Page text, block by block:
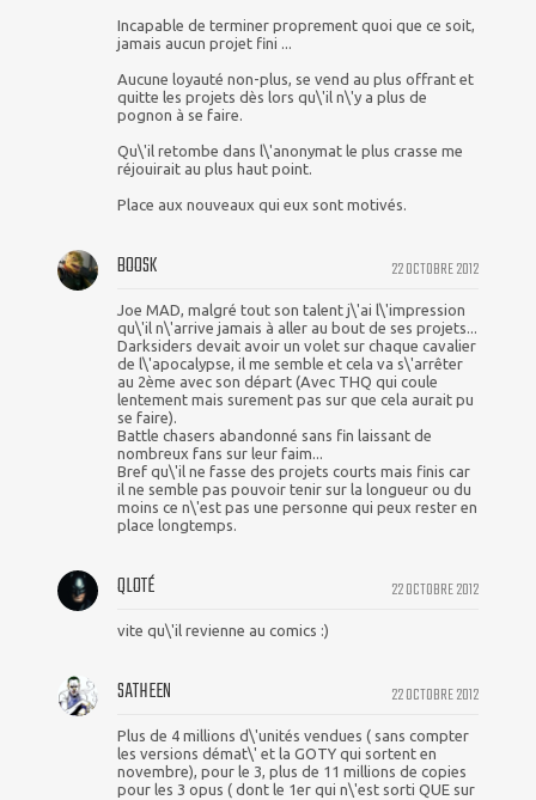
Incapable de terminer proprement quoi que ce soit,
jamais aucun projet fini ...
Aucune loyauté non-plus, se vend au plus offrant et
quitte les projets dès lors qu\'il n\'y a plus de
pognon à se faire.
Qu\'il retombe dans l\'anonymat le plus crasse me
réjouirait au plus haut point.
Place aux nouveaux qui eux sont motivés.
22 OCTOBRE 2012
BOOSK
Joe MAD, malgré tout son talent j\'ai l\'impression
qu\'il n\'arrive jamais à aller au bout de ses projets...
Darksiders devait avoir un volet sur chaque cavalier
de l\'apocalypse, il me semble et cela va s\'arrêter
au 2ème avec son départ (Avec THQ qui coule
lentement mais surement pas sur que cela aurait pu
se faire).
Battle chasers abandonné sans fin laissant de
nombreux fans sur leur faim...
Bref qu\'il ne fasse des projets courts mais finis car
il ne semble pas pouvoir tenir sur la longueur ou du
moins ce n\'est pas une personne qui peux rester en
place longtemps.
22 OCTOBRE 2012
QLOTÉ
vite qu\'il revienne au comics :)
22 OCTOBRE 2012
SATHEEN
Plus de 4 millions d\'unités vendues ( sans compter
les versions démat\' et la GOTY qui sortent en
novembre), pour le 3, plus de 11 millions de copies
pour les 3 opus ( dont le 1er qui n\'est sorti QUE sur